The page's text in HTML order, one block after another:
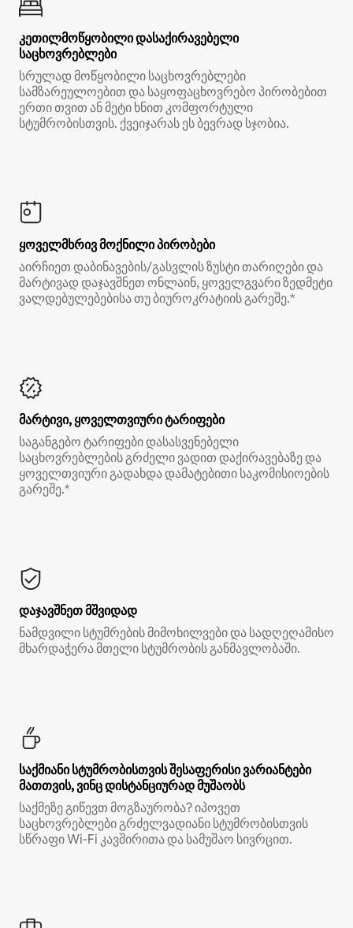
კეთილმოწყობილი დასაქირავებელი
საცხოვრებლები
სრულად მოწყობილი საცხოვრებლები
სამზარეულოებით და საყოფაცხოვრებო პირობებით
ერთი თვით ან მეტი ხნით კომფორტული
სტუმრობისთვის. ქვეიჯარას ეს ბევრად სჯობია.
ყოველმხრივ მოქნილი პირობები
აირჩიეთ დაბინავების/გასვლის ზუსტი თარიღები და
მარტივად დაჯავშნეთ ონლაინ, ყოველგვარი ზედმეტი
ვალდებულებებისა თუ ბიუროკრატიის გარეშე.*
მარტივი, ყოველთვიური ტარიფები
საგანგებო ტარიფები დასასვენებელი
საცხოვრებლების გრძელი ვადით დაქირავებაზე და
ყოველთვიური გადახდა დამატებითი საკომისიოების
გარეშე.*
დაჯავშნეთ მშვიდად
ნამდვილი სტუმრების მიმოხილვები და სადღეღამისო
მხარდაჭერა მთელი სტუმრობის განმავლობაში.
საქმიანი სტუმრობისთვის შესაფერისი ვარიანტები
მათთვის, ვინც დისტანციურად მუშაობს
საქმეზე გიწევთ მოგზაურობა? იპოვეთ
საცხოვრებლები გრძელვადიანი სტუმრობისთვის
სწრაფი Wi‑Fi კავშირითა და სამუშაო სივრცით.